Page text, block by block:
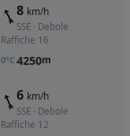
8 km/h
SSE · Debole
Raffiche 16
0°C 4250m
6 km/h
SSE · Debole
Raffiche 12